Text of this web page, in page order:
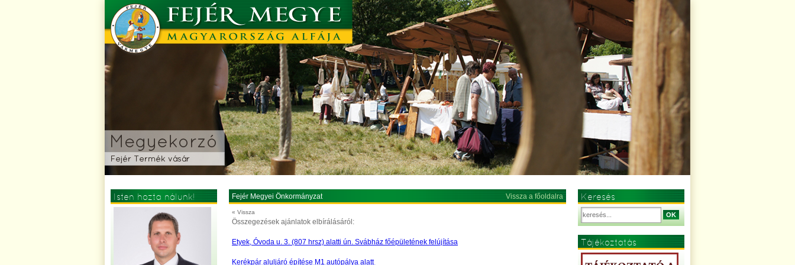
Isten hozta nálunk! Fejér Megyei Önkormányzat Vissza a főoldalra
« Vissza
Összegezések ajánlatok elbírálásáról:
Etyek, Óvoda u. 3. (807 hrsz) alatti ún. Svábház főépületének felújítása
Kerékpár aluljáró építése M1 autópálya alatt
Keresés
OK
Tájékoztatás